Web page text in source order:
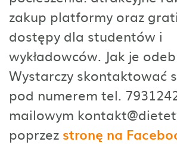
zakup platformy oraz
dostępy dla studentów i
wykładowców. Jak je
Wystarczy skontaktować
pod numerem tel.
mailowym
poprzez stronę na